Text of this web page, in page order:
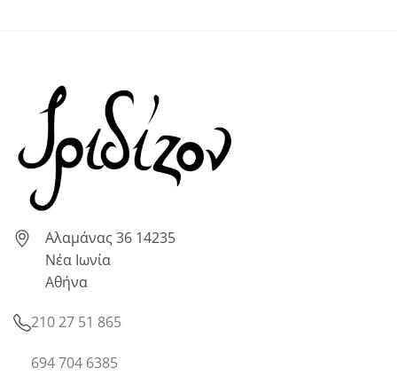
Αλαμάνας 36 14235
Νέα Ιωνία
Αθήνα
210 27 51 865
694 704 6385